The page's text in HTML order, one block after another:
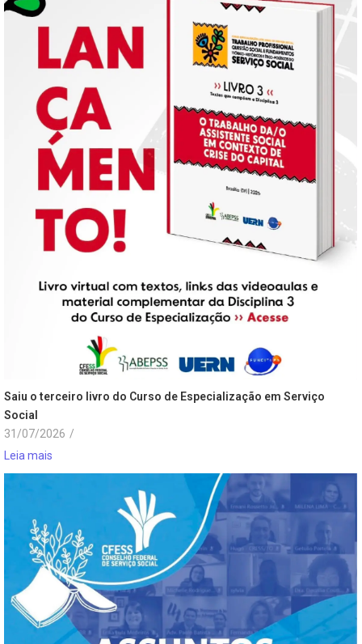
Saiu o terceiro livro do Curso de Especialização em Serviço
Social
31/07/2026 /
Leia mais